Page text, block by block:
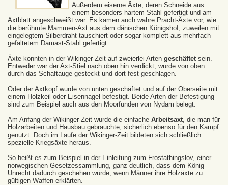
Außerdem eiserne Äxte, deren Schneide aus
einem besonders hartem Stahl gefertigt und am
Axtblatt angeschweißt war. Es kamen auch wahre Pracht-Äxte vor, wie
die berühmte Mammen-Axt aus dem dänischen Königshof, zuweilen mit
eingelegtem Silberdraht tauschiert oder sogar komplett aus mehrfach
gefaltetem Damast-Stahl gefertigt.
Äxte konnten in der Wikinger-Zeit auf zweierlei Arten geschäftet sein.
Entweder war der Axt-Stiel nach oben hin verdickt, wurde von oben
durch das Schaftauge gesteckt und dort fest geschlagen.
Oder der Axtkopf wurde von unten geschäftet und auf der Oberseite mit
einem Holzkeil oder Eisennagel befestigt. Beide Arten der Befestigung
sind zum Beispiel auch aus den Moorfunden von Nydam belegt.
Am Anfang der Wikinger-Zeit wurde die einfache Arbeitsaxt , die man für
Holzarbeiten und Hausbau gebrauchte, sicherlich ebenso für den Kampf
genutzt. Doch im Laufe der Wikinger-Zeit bildeten sich schließlich
spezielle Kriegsäxte heraus.
So heißt es zum Beispiel in der Einleitung zum Frostathingslov, einer
norwegischen Gesetzessammlung, ganz deutlich, dass dem König
Unrecht dadurch geschehen würde, wenn Männer ihre Holzäxte zu
gültigen Waffen erklärten.